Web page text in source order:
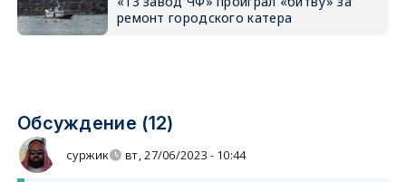
ремонт городского катера
Обсуждение (12)
суржик вт, 27/06/2023 - 10:44